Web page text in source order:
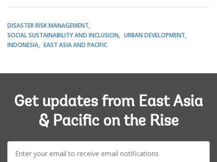
DISASTER RISK MANAGEMENT
SOCIAL SUSTAINABILITY AND INCLUSION
URBAN DEVELOPMENT
INDONESIA
EAST ASIA AND PACIFIC
Get updates from East Asia
& Pacific on the Rise
mail: